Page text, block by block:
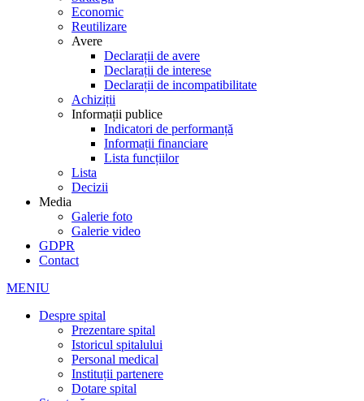
Economic
Reutilizare
Avere
Declarații de avere
Declarații de interese
Declarații de incompatibilitate
Achiziții
Informații publice
Indicatori de performanță
Informații financiare
Lista funcțiilor
Lista
Decizii
Media
Galerie foto
Galerie video
GDPR
Contact
MENIU
Despre spital
Prezentare spital
Istoricul spitalului
Personal medical
Instituții partenere
Dotare spital